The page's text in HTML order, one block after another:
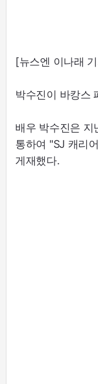
[뉴스엔 이나래
박수진이 바캉스
배우 박수진은 지
통하여 "SJ 캐리
게재했다.